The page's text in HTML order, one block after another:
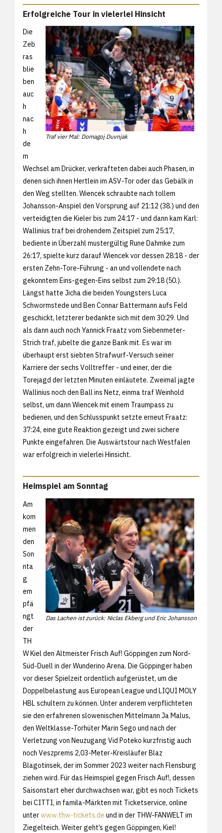
Erfolgreiche Tour in vielerlei Hinsicht
Traf vier Mal: Domagoj Duvnjak
Die
Zeb
ras
blie
ben
auc
h
nac
h
de
m
Wechsel am Drücker, verkrafteten dabei auch Phasen, in
denen sich ihnen Hertlein im ASV-Tor oder das Gebälk in
den Weg stellten. Wiencek schraubte nach tollem
Johansson-Anspiel den Vorsprung auf 21:12 (38.) und den
verteidigten die Kieler bis zum 24:17 - und dann kam Karl:
Wallinius traf bei drohendem Zeitspiel zum 25:17,
bediente in Überzahl mustergültig Rune Dahmke zum
26:17, spielte kurz darauf Wiencek vor dessen 28:18 - der
ersten Zehn-Tore-Führung - an und vollendete nach
gekonntem Eins-gegen-Eins selbst zum 29:18 (50.).
Längst hatte Jicha die beiden Youngsters Luca
Schwormstede und Ben Connar Battermann aufs Feld
geschickt, letzterer bedankte sich mit dem 30:29. Und
als dann auch noch Yannick Fraatz vom Siebenmeter-
Strich traf, jubelte die ganze Bank mit. Es war im
überhaupt erst siebten Strafwurf-Versuch seiner
Karriere der sechs Volltreffer - und einer, der die
Torejagd der letzten Minuten einläutete. Zweimal jagte
Wallinius noch den Ball ins Netz, einma traf Weinhold
selbst, um dann Wiencek mit einem Traumpass zu
bedienen, und den Schlusspunkt setzte erneut Fraatz:
37:24, eine gute Reaktion gezeigt und zwei sichere
Punkte eingefahren. Die Auswärtstour nach Westfalen
war erfolgreich in vielerlei Hinsicht.
Heimspiel am Sonntag
Das Lachen ist zurück: Niclas Ekberg und Eric Johansson
Am
kom
men
den
Son
nta
g
em
pfä
ngt
der
TH
W Kiel den Altmeister Frisch Auf! Göppingen zum Nord-
Süd-Duell in der Wunderino Arena. Die Göppinger haben
vor dieser Spielzeit ordentlich aufgerüstet, um die
Doppelbelastung aus European League und LIQUI MOLY
HBL schultern zu können. Unter anderem verpflichteten
sie den erfahrenen slowenischen Mittelmann Ja Malus,
den Weltklasse-Torhüter Marin Sego und nach der
Verletzung von Neuzugang Vid Poteko kurzfristig auch
noch Veszprems 2,03-Meter-Kreisläufer Blaz
Blagotinsek, der im Sommer 2023 weiter nach Flensburg
ziehen wird. Für das Heimspiel gegen Frisch Auf!, dessen
Saisonstart eher durchwachsen war, gibt es noch Tickets
bei CITTI, in famila-Märkten mit Ticketservice, online
unterwww.thw-tickets.de und in der THW-FANWELT im
Ziegelteich. Weiter geht’s gegen Göppingen, Kiel!